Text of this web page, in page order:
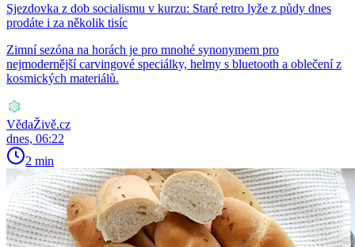
Sjezdovka z dob socialismu v kurzu: Staré retro lyže z půdy dnes
prodáte i za několik tisíc
Zimní sezóna na horách je pro mnohé synonymem pro
nejmodernější carvingové speciálky, helmy s bluetooth a oblečení z
kosmických materiálů.
VědaŽivě.cz
dnes, 06:22
2 min